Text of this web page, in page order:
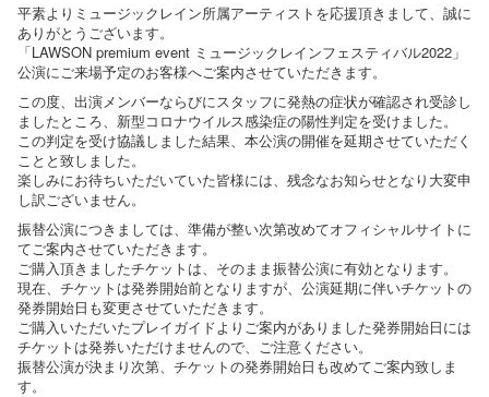
平素よりミュージックレイン所属アーティストを応援頂きまして、誠に
ありがとうございます。
「LAWSON premium event ミュージックレインフェスティバル2022」
公演にご来場予定のお客様へご案内させていただきます。
この度、出演メンバーならびにスタッフに発熱の症状が確認され受診し
ましたところ、新型コロナウイルス感染症の陽性判定を受けました。
この判定を受け協議しました結果、本公演の開催を延期させていただく
ことと致しました。
楽しみにお待ちいただいていた皆様には、残念なお知らせとなり大変申
し訳ございません。
振替公演につきましては、準備が整い次第改めてオフィシャルサイトに
てご案内させていただきます。
ご購入頂きましたチケットは、そのまま振替公演に有効となります。
現在、チケットは発券開始前となりますが、公演延期に伴いチケットの
発券開始日も変更させていただきます。
ご購入いただいたプレイガイドよりご案内がありました発券開始日には
チケットは発券いただけませんので、ご注意ください。
振替公演が決まり次第、チケットの発券開始日も改めてご案内致しま
す。